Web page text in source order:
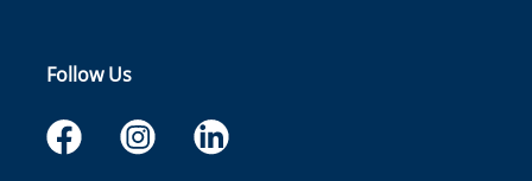
Follow Us